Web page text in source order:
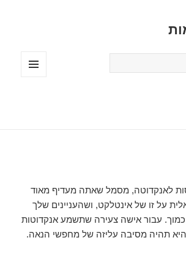
לאנקדוטה, מסמל שאתה מעדיף מאוד
על זו של אינטלקט, ושהעניינים שלך
כמוך. עבור אישה צעירה שתשמע אנקדוטות
תהיה מסיבה עליזה של מחפשי הנאה.